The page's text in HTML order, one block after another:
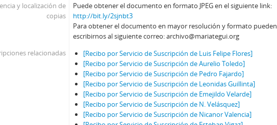
y localización de
copias
Puede obtener el documento en formato JPEG en el siguiente link:
http://bit.ly/2sjnbt3
Para obtener el documento en mayor resolución y formato pueden
escribirnos al siguiente correo: archivo@mariategui.org
relacionadas
[Recibo por Servicio de Suscripción de Luis Felipe Flores]
[Recibo por Servicio de Suscripción de Aurelio Toledo]
[Recibo por Servicio de Suscripción de Pedro Fajardo]
[Recibo por Servicio de Suscripción de Leonidas Guillinta]
[Recibo por Servicio de Suscripción de Emejildo Velarde]
[Recibo por Servicio de Suscripción de N. Velásquez]
[Recibo por Servicio de Suscripción de Nicanor Valencia]